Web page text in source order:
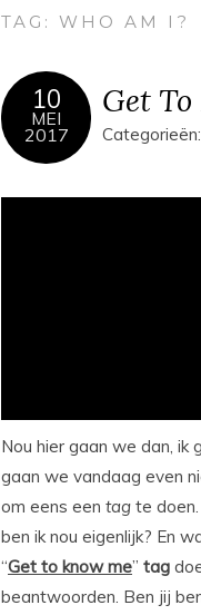
TAG:WHO AM I?
10
MEI
2017
Get
Categorieën:
Nou hier gaan we dan, ik
gaan we vandaag even
om eens een tag te
ben ik nou eigenlijk? En
“Get to know me” tag
beantwoorden. Ben jij